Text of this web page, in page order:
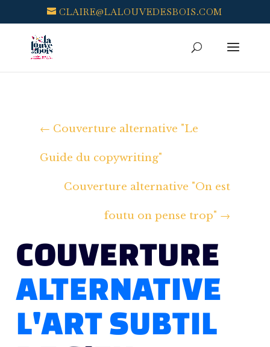
CLAIRE@LALOUVEDESBOIS.COM
← Couverture alternative "Le
Guide du copywriting"
Couverture alternative "On est
foutu on pense trop" →
COUVERTURE
ALTERNATIVE
L'ART SUBTIL